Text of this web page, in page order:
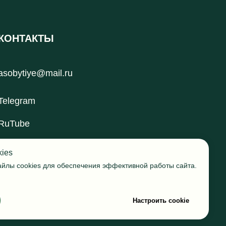
cookies для обеспечения эффективной работы сайта.
Настроить cookie